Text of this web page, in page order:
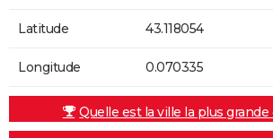
Latitude 43.118054
Longitude 0.070335
Quelle est la ville la plus grande